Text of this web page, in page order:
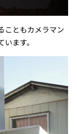
こともカメラマン
ます。